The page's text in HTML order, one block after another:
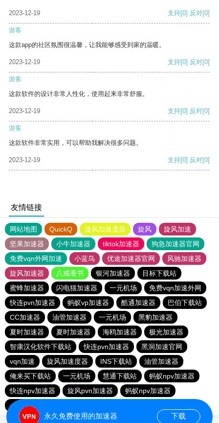
2023-12-19 支持[0] 反对[0]
游客
这款app的社区氛围很温馨，让我能够感受到家的温暖。
2023-12-19 支持[0] 反对[0]
游客
这款软件的设计非常人性化，使用起来非常舒服。
2023-12-19 支持[0] 反对[0]
游客
这款软件非常实用，可以帮助我解决很多问题。
2023-12-19 支持[0] 反对[0]
友情链接
网站地图 QuickQ 旋风加速度器 旋风
旋风加速
坚果加速器
小牛加速器 tiktok加速器
狗急加速器官网
免费vqn外网加速
小蓝鸟 优途加速器官网
风驰加速器
旋风加速器
八戒看书 银河加速器
目标下载站
蜜蜂加速器
闪电猫加速器 一元机场
免费vqn加速外网
快连pvn加速器
蚂蚁vp加速器 酷通加速器
巴伯下载站
CC加速器
油管加速器 一元机场
黑豹加速器
夏时加速器
夏时加速器 海鸥加速器
极光加速器
智康汉化软件下载站
快连pvn加速器
黑洞加速官网
vqn加速
旋风加速度器 INS下载站
油管加速器
俺来买下载站
一元机场 慧通下载站
蚂蚁npv加速器
快连npv加速器
旋风pvn加速器
蚂蚁npv加速器
一元机场
永久免费使用的加速器 下载